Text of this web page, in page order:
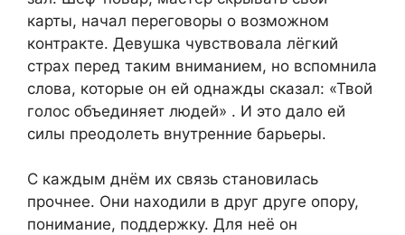
карты, начал переговоры о возможном
контракте. Девушка чувствовала лёгкий
страх перед таким вниманием, но вспомнила
слова, которые он ей однажды сказал: «Твой
голос объединяет людей» . И это дало ей
силы преодолеть внутренние барьеры.
С каждым днём их связь становилась
прочнее. Они находили в друг друге опору,
понимание, поддержку. Для неё он